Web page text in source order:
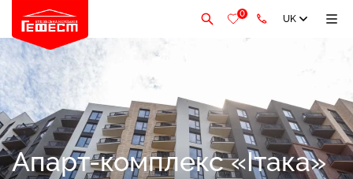
0 UK
Апарт-комплекс «Ітака»